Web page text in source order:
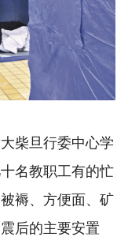
柴旦行委中心学
名教职工有的忙
褥、方便面、矿
后的主要安置